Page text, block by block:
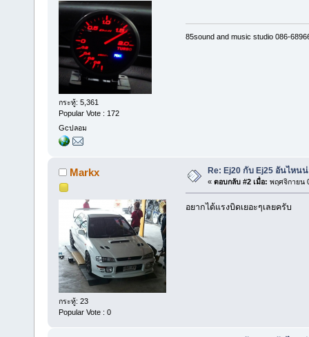
กระทู้: 5,361
Popular Vote : 172
Gcปลอม
85sound and music studio 086-
Markx
กระทู้: 23
Popular Vote : 0
Re: Ej20 กับ Ej25 อันไหน
« ตอบกลับ #2 เมื่อ: พฤศจิกายน
อยากได้แรงบิดเยอะๆเลยครับ